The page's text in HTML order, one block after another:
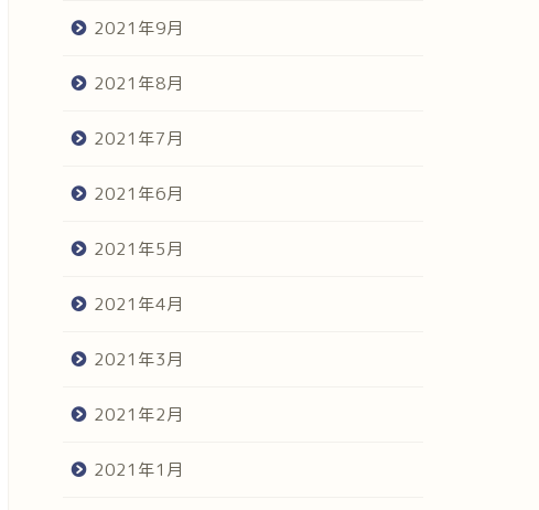
2021年9月
2021年8月
2021年7月
2021年6月
2021年5月
2021年4月
2021年3月
2021年2月
2021年1月